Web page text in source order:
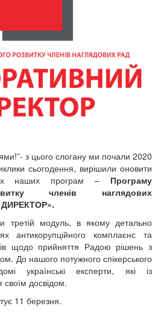
з цього слогану ми почали 2020
сьогодення, вирішили оновити
наших програм – Програму
членів наглядових
модуль, в якому детально
антикорупційного комплаєнс та
щодо прийняття Радою рішень з
До нашого потужного спікерського
українські експерти, які із
досвідом.
11 березня.